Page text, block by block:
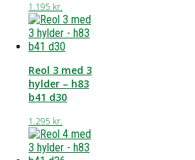
1.195 kr.
Reol 3 med 3
hylder – h83
b41 d30
1.295 kr.